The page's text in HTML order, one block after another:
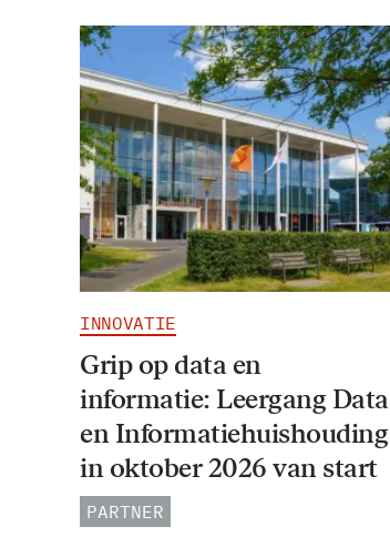
INNOVATIE
Grip op data en
informatie: Leergang Data
en Informatiehuishouding
in oktober 2026 van start
PARTNER